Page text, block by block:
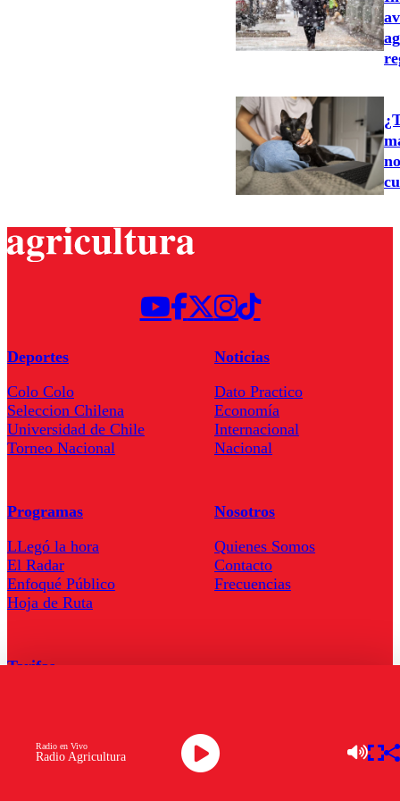
Radio Agricultura
Radio en Vivo
Deportes
Colo Colo
Seleccion Chilena
Universidad de Chile
Torneo Nacional
Noticias
Dato Practico
Economía
Internacional
Nacional
Programas
LLegó la hora
El Radar
Enfoqué Público
Hoja de Ruta
Nosotros
Quienes Somos
Contacto
Frecuencias
Tarifas